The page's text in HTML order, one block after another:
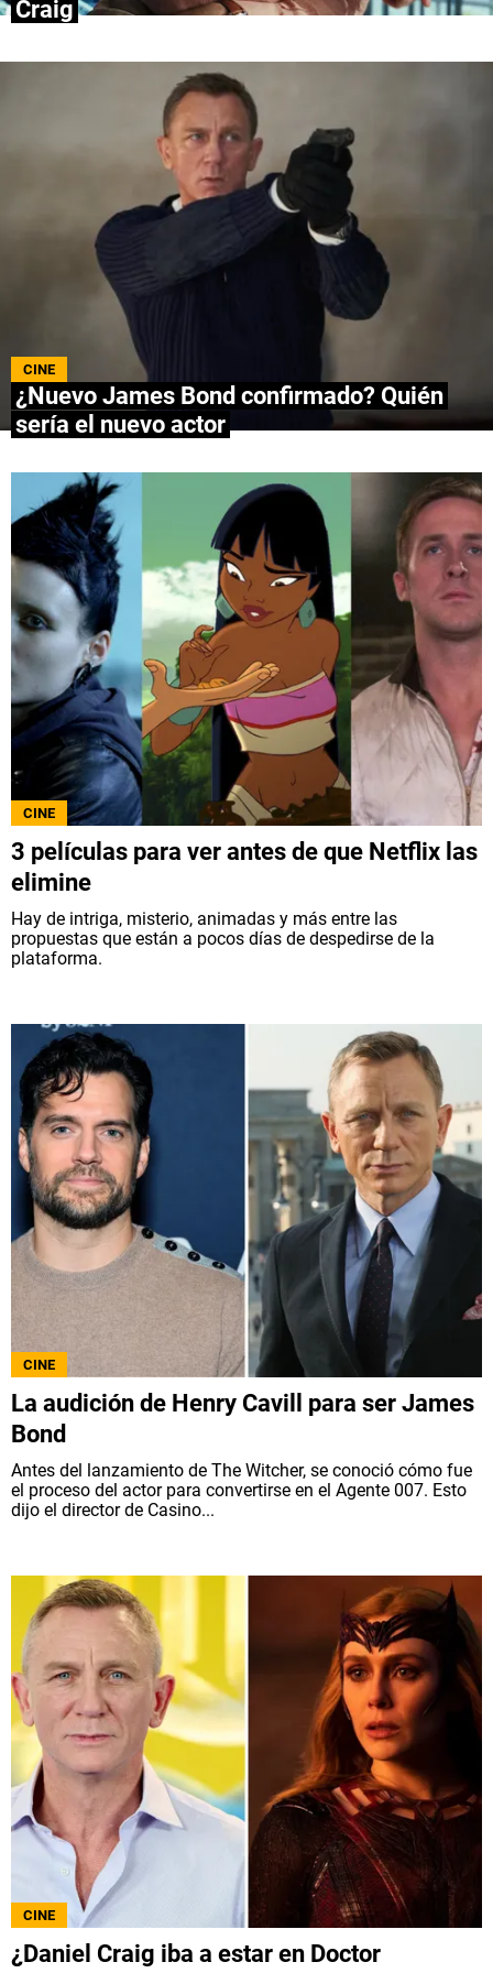
QUIENES SOMOS | STAFF | CONTACTO |
Términos y Condiciones
Políticas de Privacidad
Ad Choices
Bolavip, al igual que Futbol Sites, es una
compañía perteneciente a Better Collective.
Todos los derechos reservados.
Craig
CINE
¿Nuevo James Bond confirmado? Quién
sería el nuevo actor
CINE
3 películas para ver antes de que Netflix las
elimine
Hay de intriga, misterio, animadas y más entre las
propuestas que están a pocos días de despedirse de la
plataforma.
CINE
La audición de Henry Cavill para ser James
Bond
Antes del lanzamiento de The Witcher, se conoció cómo fue
el proceso del actor para convertirse en el Agente 007. Esto
dijo el director de Casino...
CINE
¿Daniel Craig iba a estar en Doctor